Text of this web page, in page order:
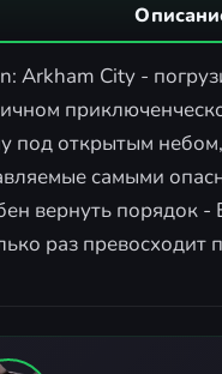
Arkham City -
под открытым
самыми
вернуть порядок
раз